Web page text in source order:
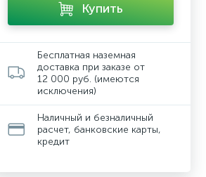
Купить
Бесплатная наземная
доставка при заказе от
12 000 руб. (имеются
исключения)
Наличный и безналичный
расчет, банковские карты,
кредит